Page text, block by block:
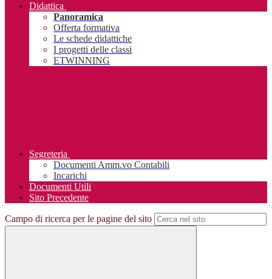
Didattica
Panoramica
Offerta formativa
Le schede didattiche
I progetti delle classi
ETWINNING
Segreteria
Documenti Amm.vo Contabili
Incarichi
Documenti Utili
Sito Precedente
Campo di ricerca per le pagine del sito